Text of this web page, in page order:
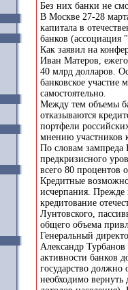
Без них банки не
В Москве 27-28
капитала в
банков (ассоциация
Как заявил на
Иван Матеров,
40 млрд долларов.
банковское
самостоятельно.
Между тем объемы
отказываются
портфели
мнению участников
По словам зампреда
предкризисного
всего 80 процентов
Кредитные
исчерпания. Прежде
кредитование
Лунтовского,
общего объема
Генеральный
Александр
активности банков
государство должно
необходимо вернуть